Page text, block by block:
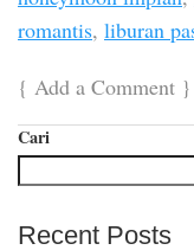
romantis, liburan
{ Add a Comment }
Cari
Recent Posts